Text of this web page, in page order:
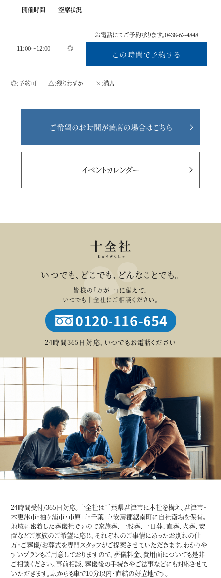
開催時間 空席状況
11:00～12:00 ◎
お電話にてご予約承ります。0438-62-4848
この時間で予約する
◎ 予約可 △ 残りわずか × 満席
ご希望のお時間が満席の場合はこちら
イベントカレンダー
いつでも、どこでも、どんなことでも。
皆様の「万が一」に備えて、
いつでも十全社にご相談ください。
0120-116-654
24時間365日対応、いつでもお電話ください
24時間受付/365日対応。十全社は千葉県君津市に本社を構え、君津市・
木更津市・袖ケ浦市・市原市・千葉市・安房郡鋸南町に自社斎場を保有。
地域に密着した葬儀社ですので家族葬、一般葬、一日葬、直葬、火葬、安
置などご家族のご希望に応じ、それぞれのご事情にあったお別れの仕
方・ご葬儀/お葬式を専門スタッフがご提案させていただきます。わかりや
すいプランもご用意しておりますので、葬儀料金、費用面についても是非
ご相談ください。事前相談、葬儀後の手続きやご法事などにも対応させて
いただきます。駅からも車で10分以内・直結の好立地です。